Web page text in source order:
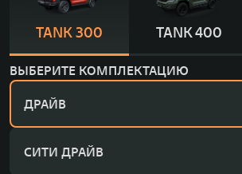
TANK 300 TANK 400
ВЫБЕРИТЕ КОМПЛЕКТАЦИЮ
ДРАЙВ
СИТИ ДРАЙВ